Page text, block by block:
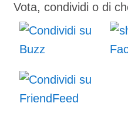
Vota, condividi o di